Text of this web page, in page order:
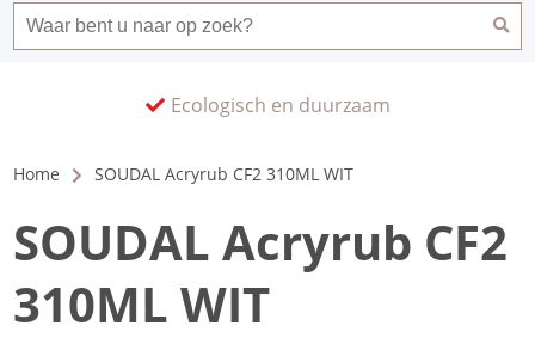
Ecologisch en duurzaam
Home SOUDAL Acryrub CF2 310ML WIT
SOUDAL Acryrub CF2
310ML WIT